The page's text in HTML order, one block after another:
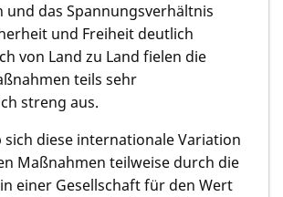
und das Spannungsverhältnis
und Freiheit deutlich
von Land zu Land fielen die
teils sehr
streng aus.
sich diese internationale Variation
Maßnahmen teilweise durch die
einer Gesellschaft für den Wert